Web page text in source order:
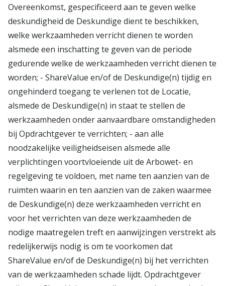
Overeenkomst, gespecificeerd aan te geven welke
deskundigheid de Deskundige dient te beschikken,
welke werkzaamheden verricht dienen te worden
alsmede een inschatting te geven van de periode
gedurende welke de werkzaamheden verricht dienen te
worden; - ShareValue en/of de Deskundige(n) tijdig en
ongehinderd toegang te verlenen tot de Locatie,
alsmede de Deskundige(n) in staat te stellen de
werkzaamheden onder aanvaardbare omstandigheden
bij Opdrachtgever te verrichten; - aan alle
noodzakelijke veiligheidseisen alsmede alle
verplichtingen voortvloeiende uit de Arbowet- en
regelgeving te voldoen, met name ten aanzien van de
ruimten waarin en ten aanzien van de zaken waarmee
de Deskundige(n) deze werkzaamheden verricht en
voor het verrichten van deze werkzaamheden de
nodige maatregelen treft en aanwijzingen verstrekt als
redelijkerwijs nodig is om te voorkomen dat
ShareValue en/of de Deskundige(n) bij het verrichten
van de werkzaamheden schade lijdt. Opdrachtgever